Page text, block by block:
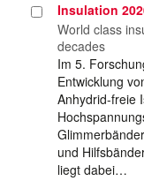
Projekt
auswählen
Insulation
World class
decades
Im 5.
Entwicklung
Anhydrid-freie
und
liegt dabei…